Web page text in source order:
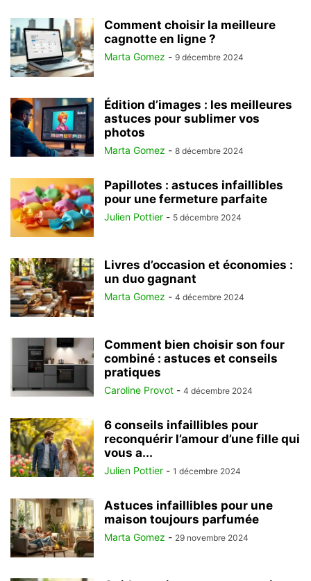
Comment choisir la meilleure
cagnotte en ligne ?
Marta Gomez - 9 décembre 2024
Édition d’images : les meilleures
astuces pour sublimer vos
photos
Marta Gomez - 8 décembre 2024
Papillotes : astuces infaillibles
pour une fermeture parfaite
Julien Pottier - 5 décembre 2024
Livres d’occasion et économies :
un duo gagnant
Marta Gomez - 4 décembre 2024
Comment bien choisir son four
combiné : astuces et conseils
pratiques
Caroline Provot - 4 décembre 2024
6 conseils infaillibles pour
reconquérir l’amour d’une fille qui
vous a...
Julien Pottier - 1 décembre 2024
Astuces infaillibles pour une
maison toujours parfumée
Marta Gomez - 29 novembre 2024